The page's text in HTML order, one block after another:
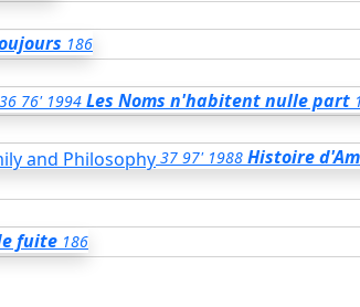
186
36 76' 1994 Les Noms n'habitent nulle part
37 97' 1988 Histoire
fuite 186